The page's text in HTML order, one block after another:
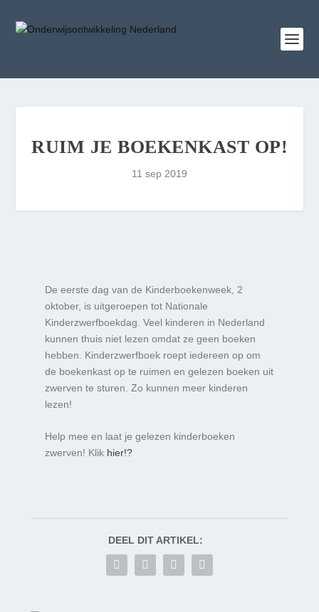
RUIM JE BOEKENKAST OP!
11 sep 2019
De eerste dag van de Kinderboekenweek, 2
oktober, is uitgeroepen tot Nationale
Kinderzwerfboekdag. Veel kinderen in Nederland
kunnen thuis niet lezen omdat ze geen boeken
hebben. Kinderzwerfboek roept iedereen op om
de boekenkast op te ruimen en gelezen boeken uit
zwerven te sturen. Zo kunnen meer kinderen
lezen!
Help mee en laat je gelezen kinderboeken
zwerven! Klik hier!?
DEEL DIT ARTIKEL: